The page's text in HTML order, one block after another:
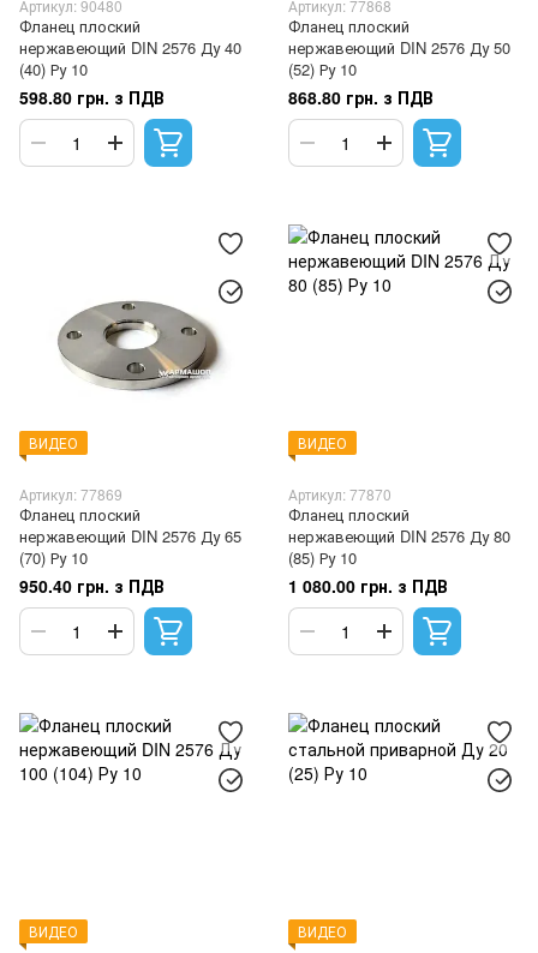
Артикул: 90480
Фланец плоский
нержавеющий DIN 2576 Ду 40
(40) Ру 10
598.80 грн. з ПДВ
Артикул: 77868
Фланец плоский
нержавеющий DIN 2576 Ду 50
(52) Ру 10
868.80 грн. з ПДВ
ВИДЕО
Артикул: 77869
Фланец плоский
нержавеющий DIN 2576 Ду 65
(70) Ру 10
950.40 грн. з ПДВ
ВИДЕО
Артикул: 77870
Фланец плоский
нержавеющий DIN 2576 Ду 80
(85) Ру 10
1 080.00 грн. з ПДВ
ВИДЕО ВИДЕО